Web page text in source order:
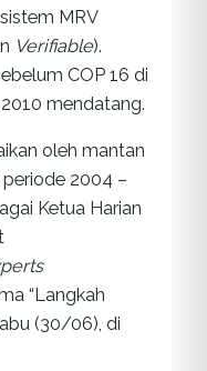
MRV
Verifiable).
COP 16 di
mendatang.
oleh mantan
2004 –
Ketua Harian
“Langkah
(30/06), di